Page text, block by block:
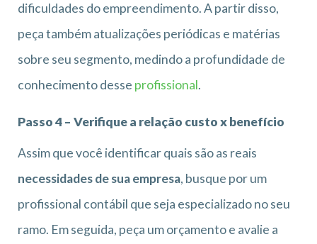
dificuldades do empreendimento. A partir disso,
peça também atualizações periódicas e matérias
sobre seu segmento, medindo a profundidade de
conhecimento desse profissional.
Passo 4 – Verifique a relação custo x benefício
Assim que você identificar quais são as reais
necessidades de sua empresa, busque por um
profissional contábil que seja especializado no seu
ramo. Em seguida, peça um orçamento e avalie a